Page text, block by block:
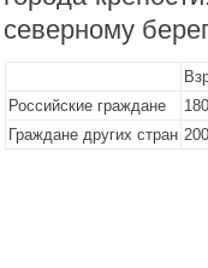
северному
Российские граждане
Граждане других стран